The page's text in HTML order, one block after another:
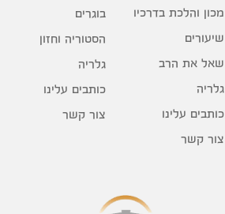
מכון והלכת בדרכיו
שיעורים
שאל את הרב
גלריה
כותבים עלינו
צור קשר
בוגרים
הסטוריה וחזון
גלריה
כותבים עלינו
צור קשר